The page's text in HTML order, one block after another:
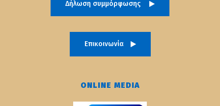
Δήλωση συμμόρφωσης
Επικοινωνία
ONLINE MEDIA